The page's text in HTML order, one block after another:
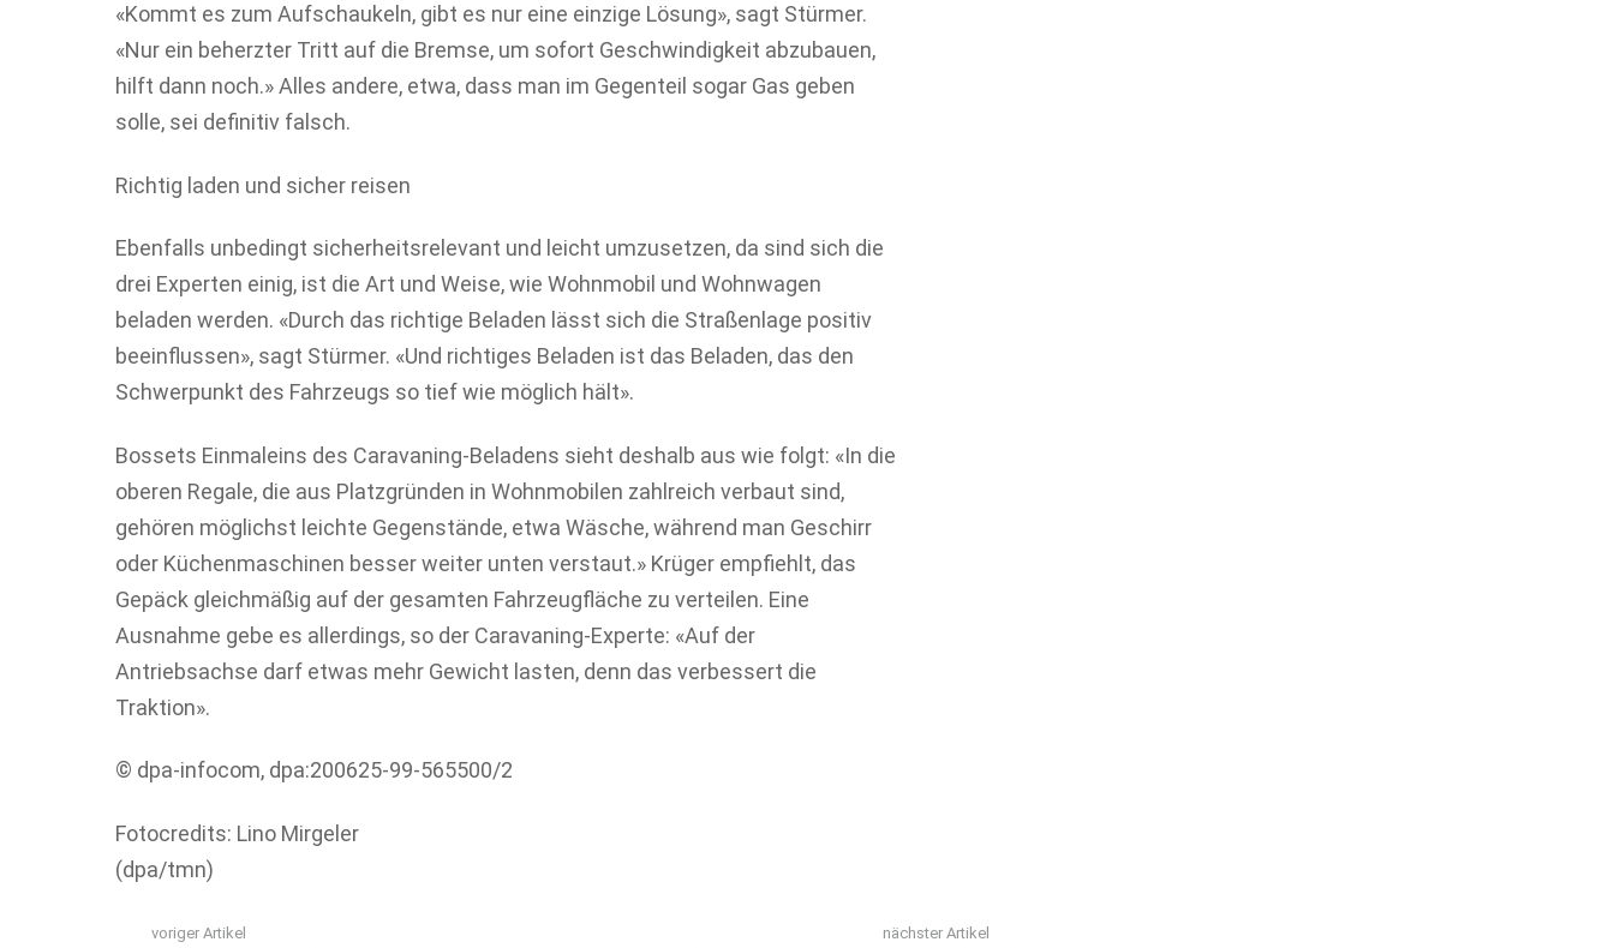
«Kommt es zum Aufschaukeln, gibt es nur eine einzige Lösung», sagt Stürmer.
«Nur ein beherzter Tritt auf die Bremse, um sofort Geschwindigkeit abzubauen,
hilft dann noch.» Alles andere, etwa, dass man im Gegenteil sogar Gas geben
solle, sei definitiv falsch.
Richtig laden und sicher reisen
Ebenfalls unbedingt sicherheitsrelevant und leicht umzusetzen, da sind sich die
drei Experten einig, ist die Art und Weise, wie Wohnmobil und Wohnwagen
beladen werden. «Durch das richtige Beladen lässt sich die Straßenlage positiv
beeinflussen», sagt Stürmer. «Und richtiges Beladen ist das Beladen, das den
Schwerpunkt des Fahrzeugs so tief wie möglich hält».
Bossets Einmaleins des Caravaning-Beladens sieht deshalb aus wie folgt: «In die
oberen Regale, die aus Platzgründen in Wohnmobilen zahlreich verbaut sind,
gehören möglichst leichte Gegenstände, etwa Wäsche, während man Geschirr
oder Küchenmaschinen besser weiter unten verstaut.» Krüger empfiehlt, das
Gepäck gleichmäßig auf der gesamten Fahrzeugfläche zu verteilen. Eine
Ausnahme gebe es allerdings, so der Caravaning-Experte: «Auf der
Antriebsachse darf etwas mehr Gewicht lasten, denn das verbessert die
Traktion».
© dpa-infocom, dpa:200625-99-565500/2
Fotocredits: Lino Mirgeler
(dpa/tmn)
voriger Artikel nächster Artikel